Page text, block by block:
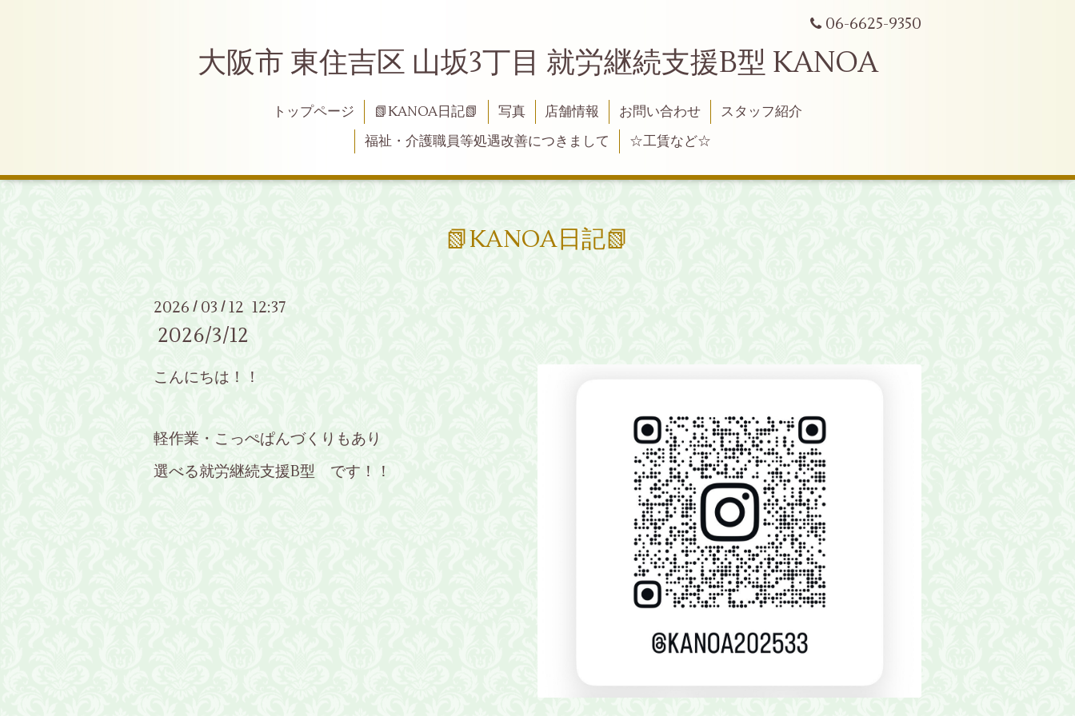
06-6625-9350
大阪市 東住吉区 山坂3丁目 就労継続支援B型 KANOA
トップページ 📗KANOA日記📗 写真 店舗情報 お問い合わせ
スタッフ紹介
福祉・介護職員等処遇改善につきまして
☆工賃など☆
📗KANOA日記📗
2026 / 03 / 12 12:37
2026/3/12
こんにちは！！
軽作業・こっぺぱんづくりもあり
選べる就労継続支援B型 です！！